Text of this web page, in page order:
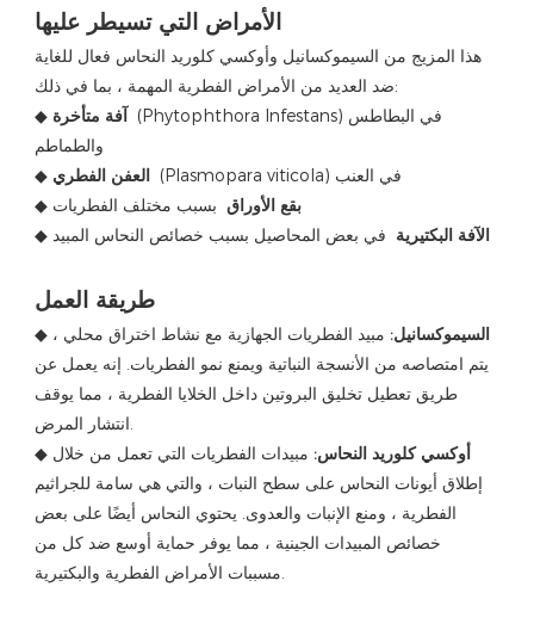
الأمراض التي تسيطر عليها
هذا المزيج من السيموكسانيل وأوكسي كلوريد النحاس فعال للغاية
ضد العديد من الأمراض الفطرية المهمة ، بما في ذلك:
◆
(Phytophthora Infestans) في البطاطس
والطماطم
◆
(Plasmopara viticola) في العنب
◆
بقع الأوراق بسبب مختلف الفطريات
◆
الآفة البكتيرية في بعض المحاصيل بسبب خصائص النحاس المبيد
طريقة العمل
◆ السيموكسانيل: مبيد الفطريات الجهازية مع نشاط اختراق محلي ،
يتم امتصاصه من الأنسجة النباتية ويمنع نمو الفطريات. إنه يعمل عن
طريق تعطيل تخليق البروتين داخل الخلايا الفطرية ، مما يوقف
انتشار المرض.
◆
أوكسي كلوريد النحاس: مبيدات الفطريات التي تعمل من خلال
إطلاق أيونات النحاس على سطح النبات ، والتي هي سامة للجراثيم
الفطرية ، ومنع الإنبات والعدوى. يحتوي النحاس أيضًا على بعض
خصائص المبيدات الجينية ، مما يوفر حماية أوسع ضد كل من
مسببات الأمراض الفطرية والبكتيرية.